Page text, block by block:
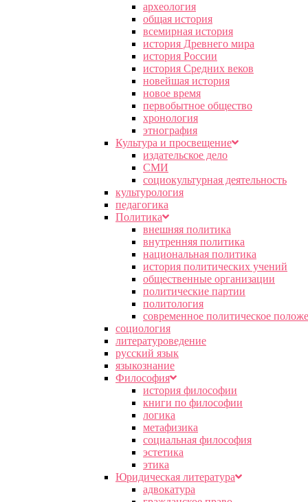
археология
общая история
всемирная история
история Древнего мира
история России
история Средних веков
новейшая история
новое время
первобытное общество
хронология
этнография
Культура и просвещение
издательское дело
СМИ
социокультурная деятельность
культурология
педагогика
Политика
внешняя политика
внутренняя политика
национальная политика
история политических учений
общественные организации
политические партии
политология
современное политическое
социология
литературоведение
русский язык
языкознание
Философия
история философии
книги по философии
логика
метафизика
социальная философия
эстетика
этика
Юридическая литература
адвокатура